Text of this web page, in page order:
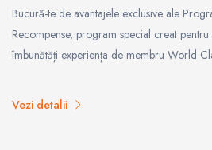
Bucură-te de avantajele exclusive ale
Recompense, program special creat
îmbunătăți experiența de membru World
Vezi detalii